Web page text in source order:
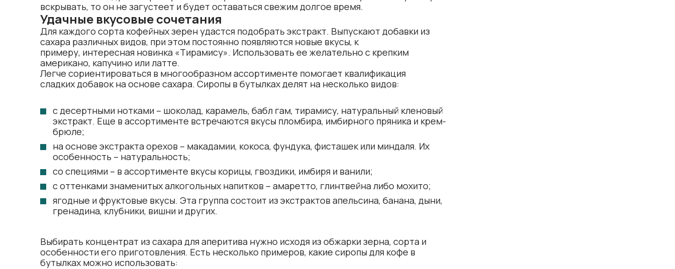
вскрывать, то он не загустеет и будет оставаться свежим долгое время.
Удачные вкусовые сочетания
Для каждого сорта кофейных зерен удастся подобрать экстракт. Выпускают добавки из
сахара различных видов, при этом постоянно появляются новые вкусы, к
примеру, интересная новинка «Тирамису». Использовать ее желательно с крепким
американо, капучино или латте.
Легче сориентироваться в многообразном ассортименте помогает квалификация
сладких добавок на основе сахара. Сиропы в бутылках делят на несколько видов:
с десертными нотками – шоколад, карамель, бабл гам, тирамису, натуральный кленовый
экстракт. Еще в ассортименте встречаются вкусы пломбира, имбирного пряника и крем-
брюле;
на основе экстракта орехов – макадамии, кокоса, фундука, фисташек или миндаля. Их
особенность – натуральность;
со специями – в ассортименте вкусы корицы, гвоздики, имбиря и ванили;
с оттенками знаменитых алкогольных напитков – амаретто, глинтвейна либо мохито;
ягодные и фруктовые вкусы. Эта группа состоит из экстрактов апельсина, банана, дыни,
гренадина, клубники, вишни и других.
Выбирать концентрат из сахара для аперитива нужно исходя из обжарки зерна, сорта и
особенности его приготовления. Есть несколько примеров, какие сиропы для кофе в
бутылках можно использовать: